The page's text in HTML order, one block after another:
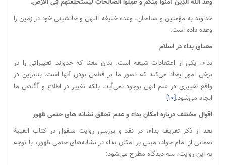
خداوند به مؤمنین و صالحان، وعده خلیفه اللهی و جانشینی خود در زمین را
وعده داده است.
معنای بداء در اسلام
بداء، یکی از اعتقادات شیعه است. بدان معنا که خدواند تغییراتی را در
برخی امور ایجاد می‌کند که تصور ما بر قطعی بودن آنها است. بنابراین در
واقع تغییری در علم الهی بوجود نمی‌آید، بلکه تغییر در اطلاع و آگاهی ما
ایجاد می‌شود.[۱۰]
اقوال مختلف درباره امکان بداء و عدم تحقق نشانه های حتمی ظهور
بعد از ذکر تعریف بداء، در نقد و بررسی روایت منقول در کتاب الغیبۀ
نعمانی از امام جواد، مبنی بر امکان بداء در نشانه‌های حتمی ظهور، با توجه
به این روایت، سه دیدگاه مطرح می‌شود: